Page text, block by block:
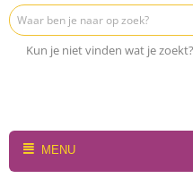
Kun je niet vinden wat je
MENU